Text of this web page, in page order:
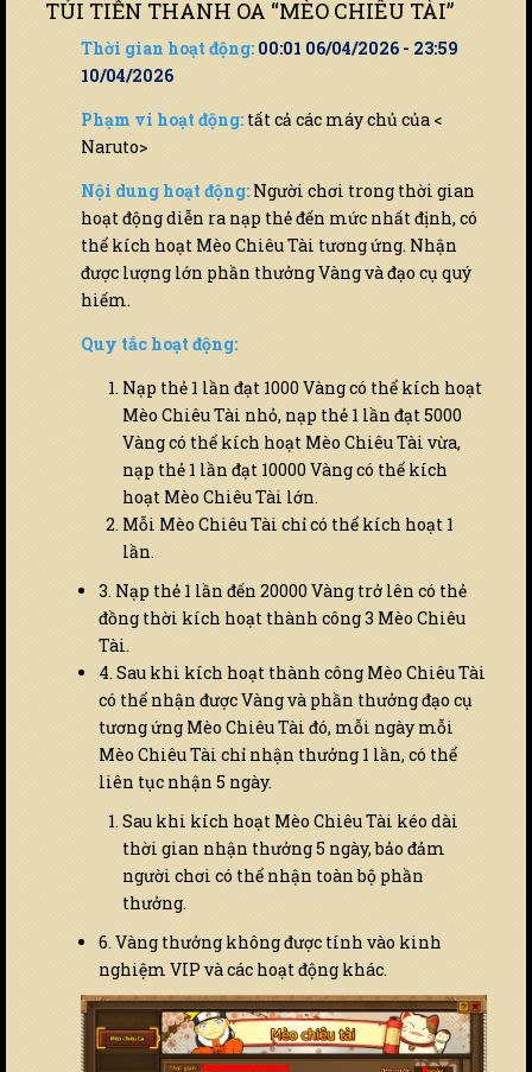
TÚI TIỀN THANH OA “MÈO CHIÊU TÀI”
Thời gian hoạt động: 00:01 06/04/2026 - 23:59
10/04/2026
Phạm vi hoạt động: tất cả các máy chủ của <
Naruto>
Nội dung hoạt động: Người chơi trong thời gian
hoạt động diễn ra nạp thẻ đến mức nhất định, có
thể kích hoạt Mèo Chiêu Tài tương ứng. Nhận
được lượng lớn phần thưởng Vàng và đạo cụ quý
hiếm.
Quy tắc hoạt động:
Nạp thẻ 1 lần đạt 1000 Vàng có thể kích hoạt
Mèo Chiêu Tài nhỏ, nạp thẻ 1 lần đạt 5000
Vàng có thể kích hoạt Mèo Chiêu Tài vừa,
nạp thẻ 1 lần đạt 10000 Vàng có thể kích
hoạt Mèo Chiêu Tài lớn.
Mỗi Mèo Chiêu Tài chỉ có thể kích hoạt 1
lần.
3. Nạp thẻ 1 lần đến 20000 Vàng trở lên có thẻ
đồng thời kích hoạt thành công 3 Mèo Chiêu
Tài.
4. Sau khi kích hoạt thành công Mèo Chiêu Tài
có thể nhận được Vàng và phần thưởng đạo cụ
tương ứng Mèo Chiêu Tài đó, mỗi ngày mỗi
Mèo Chiêu Tài chỉ nhận thưởng 1 lần, có thể
liên tục nhận 5 ngày.
Sau khi kích hoạt Mèo Chiêu Tài kéo dài
thời gian nhận thưởng 5 ngày, bảo đảm
người chơi có thể nhận toàn bộ phần
thưởng.
6. Vàng thưởng không được tính vào kinh
nghiệm VIP và các hoạt động khác.